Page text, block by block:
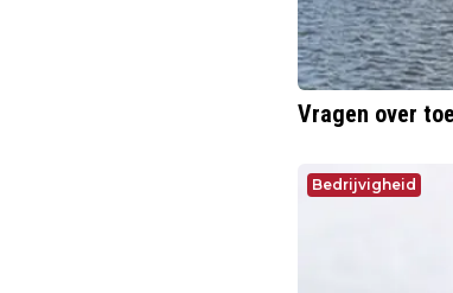
Vragen over
Bedrijvigheid